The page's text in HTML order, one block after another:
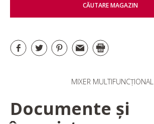
CĂUTARE MAGAZIN
MIXER MULTIFUNCȚIONAL
Documente și